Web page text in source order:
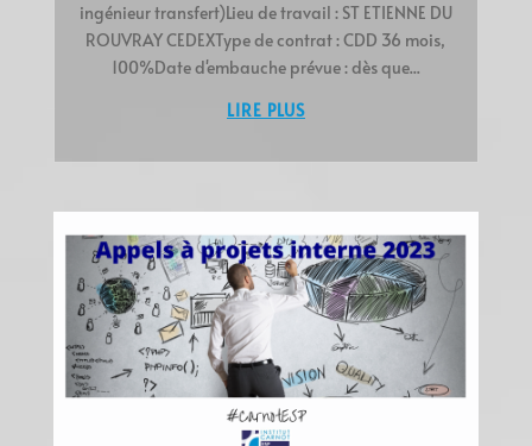
ingénieur transfert)Lieu de travail : ST ETIENNE DU
ROUVRAY CEDEXType de contrat : CDD 36 mois,
100%Date d'embauche prévue : dès que...
LIRE PLUS